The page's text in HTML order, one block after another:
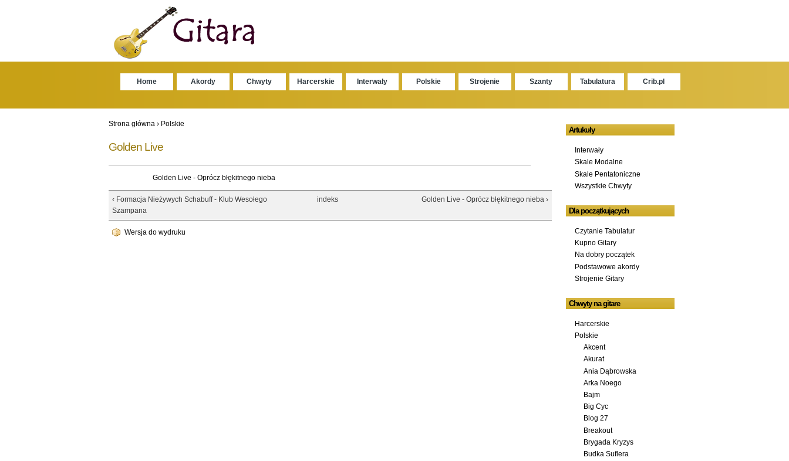
Home Akordy Chwyty Harcerskie Interwały Polskie Strojenie Szanty Tabulatura Crib.pl
Strona główna› Polskie
Golden Live
Golden Live - Oprócz błękitnego nieba
‹ Formacja Nieżywych Schabuff - Klub Wesołego
Szampana
indeks Golden Live - Oprócz błękitnego nieba ›
Wersja do wydruku
Artukuły
Interwały
Skale Modalne
Skale Pentatoniczne
Wszystkie Chwyty
Dla początkujących
Czytanie Tabulatur
Kupno Gitary
Na dobry początek
Podstawowe akordy
Strojenie Gitary
Chwyty na gitare
Harcerskie
Polskie
Akcent
Akurat
Ania Dąbrowska
Arka Noego
Bajm
Big Cyc
Blog 27
Breakout
Brygada Kryzys
Budka Suflera